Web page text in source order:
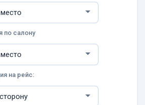
по салону
на рейс: